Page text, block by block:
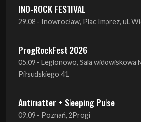
INO-ROCK FESTIVAL
29.08 - Inowrocław, Plac Imprez, ul.
ProgRockFest 2026
05.09 - Legionowo, Sala widowiskowa
Piłsudskiego 41
Antimatter + Sleeping Pulse
09.09 - Poznań, 2Progi